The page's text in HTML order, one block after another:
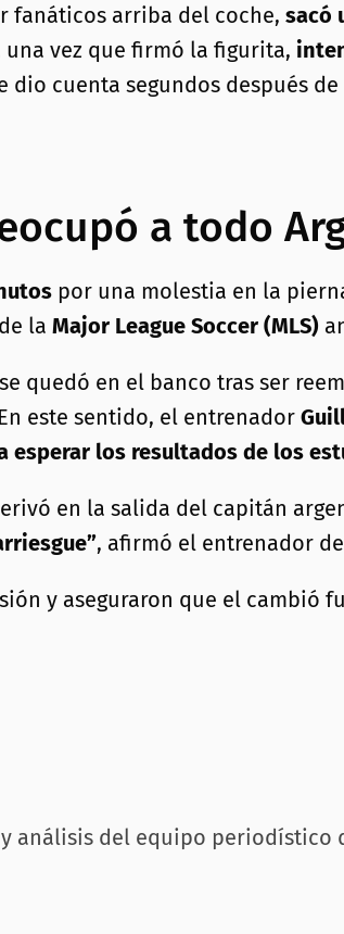
fanáticos arriba del coche, sacó
una vez que firmó la figurita,
dio cuenta segundos después
a todo
por una molestia en la
la Major League Soccer (MLS)
quedó en el banco tras ser
este sentido, el entrenador
esperar los resultados de los
en la salida del capitán
, afirmó el entrenador de
y aseguraron que el cambió
análisis del equipo periodístico